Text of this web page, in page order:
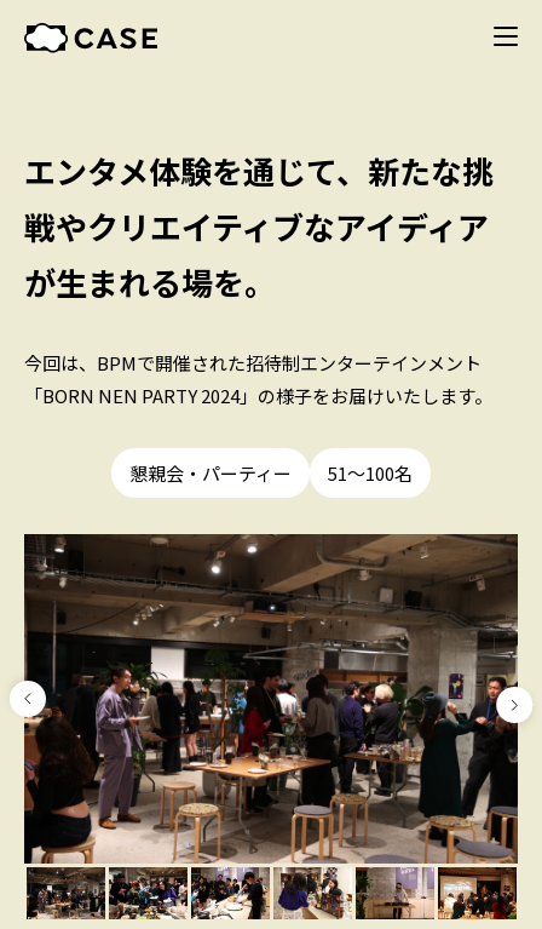
エンタメ体験を通じて、新たな挑
戦やクリエイティブなアイディア
が生まれる場を。
今回は、BPMで開催された招待制エンターテインメント
「BORN NEN PARTY 2024」の様子をお届けいたします。
懇親会・パーティー 51〜100名